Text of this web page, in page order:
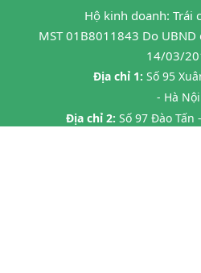
Hộ kinh doanh: Trái
MST 01B8011843 Do UBND
14/03/
Địa chỉ 1: Số 95
- Hà Nội
Địa chỉ 2: Số 97 Đào Tấn